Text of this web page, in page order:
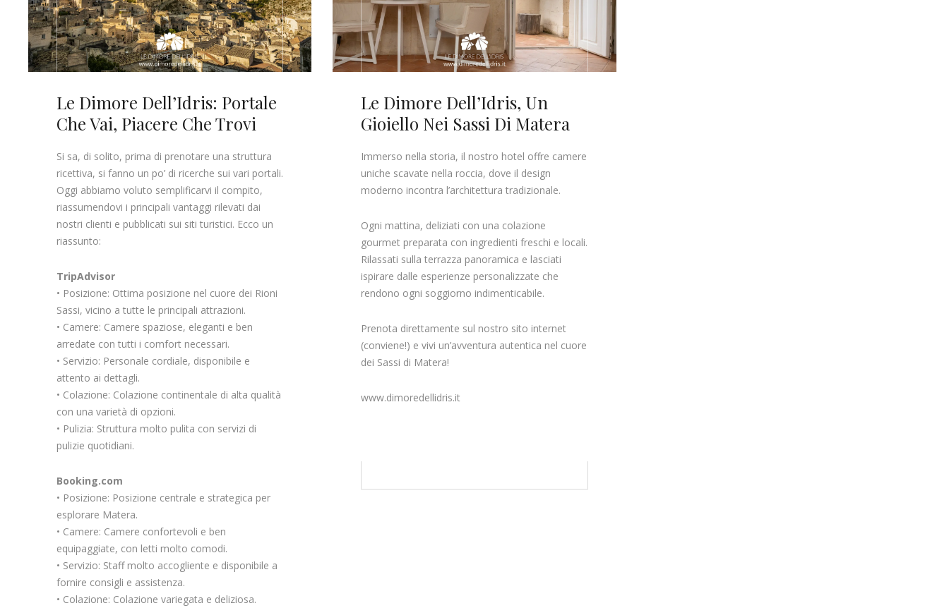
Le Dimore Dell’Idris: Portale
Che Vai, Piacere Che Trovi
Si sa, di solito, prima di prenotare una struttura
ricettiva, si fanno un po’ di ricerche sui vari portali.
Oggi abbiamo voluto semplificarvi il compito,
riassumendovi i principali vantaggi rilevati dai
nostri clienti e pubblicati sui siti turistici. Ecco un
riassunto:
TripAdvisor
• Posizione: Ottima posizione nel cuore dei Rioni
Sassi, vicino a tutte le principali attrazioni.
• Camere: Camere spaziose, eleganti e ben
arredate con tutti i comfort necessari.
• Servizio: Personale cordiale, disponibile e
attento ai dettagli.
• Colazione: Colazione continentale di alta qualità
con una varietà di opzioni.
• Pulizia: Struttura molto pulita con servizi di
pulizie quotidiani.
Booking.com
• Posizione: Posizione centrale e strategica per
esplorare Matera.
• Camere: Camere confortevoli e ben
equipaggiate, con letti molto comodi.
• Servizio: Staff molto accogliente e disponibile a
fornire consigli e assistenza.
• Colazione: Colazione variegata e deliziosa.
Le Dimore Dell’Idris, Un
Gioiello Nei Sassi Di Matera
Immerso nella storia, il nostro hotel offre camere
uniche scavate nella roccia, dove il design
moderno incontra l’architettura tradizionale.
Ogni mattina, deliziati con una colazione
gourmet preparata con ingredienti freschi e locali.
Rilassati sulla terrazza panoramica e lasciati
ispirare dalle esperienze personalizzate che
rendono ogni soggiorno indimenticabile.
Prenota direttamente sul nostro sito internet
(conviene!) e vivi un’avventura autentica nel cuore
dei Sassi di Matera!
www.dimoredellidris.it